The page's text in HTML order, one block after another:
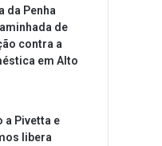
da Penha
de
contra a
em Alto
a Pivetta e
libera